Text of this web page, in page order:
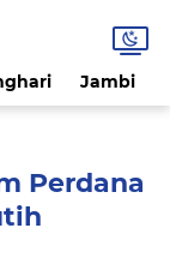
Jambi
Perdana